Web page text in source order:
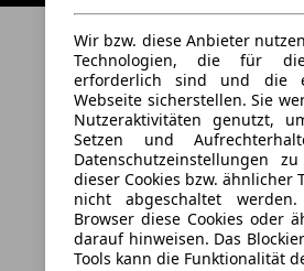
Wir bzw. diese Anbieter
Technologien, die für die
erforderlich sind und die
Webseite sicherstellen. Sie
Nutzeraktivitäten genutzt,
Setzen und
Datenschutzeinstellungen
dieser Cookies bzw. ähnlicher
nicht abgeschaltet
Browser diese Cookies oder
darauf hinweisen. Das
Tools kann die Funktionalität